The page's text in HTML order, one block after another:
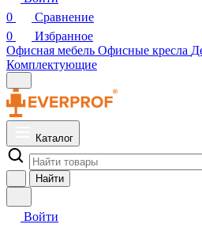
0
Сравнение
0
Избранное
Офисная мебель Офисные кресла
Комплектующие
Каталог
Найти
Войти